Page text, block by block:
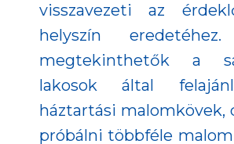
visszavezeti az
helyszín
megtekinthetők a
lakosok által
háztartási malomkövek,
próbálni többféle